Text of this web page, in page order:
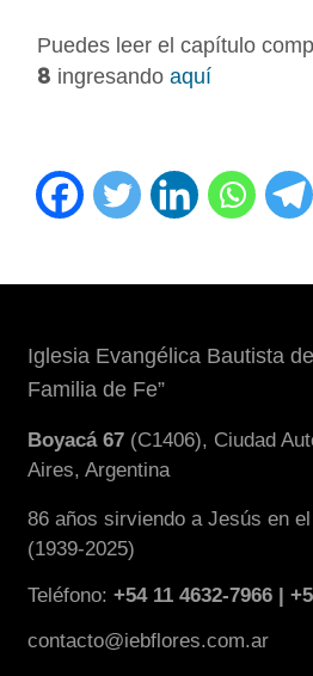
Puedes leer el capítulo
8 ingresandoaquí
Iglesia Evangélica Bautista
Familia de Fe”
Boyacá 67 (C1406), Ciudad
Aires, Argentina
86 años sirviendo a Jesús en
(1939-2025)
Teléfono:+54 11 4632-7966 |
contacto@iebflores.com.ar